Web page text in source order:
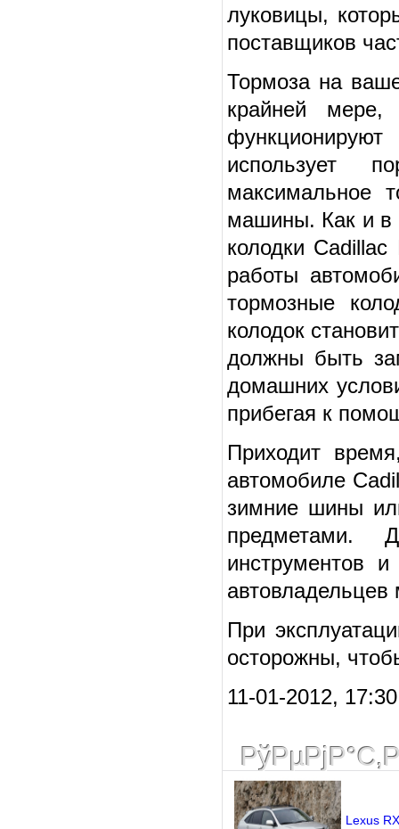
луковицы,
поставщиков
Тормоза на
крайней
использует
максимальное
машины. Как и в
колодки
работы
тормозные
колодок
должны быть
домашних
прибегая к
Приходит
автомобиле
зимние шины
предметами.
инструментов
автовладельцев
При
осторожны,
11-01-2012,
Lexus